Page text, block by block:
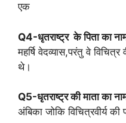
एक
Q4-धृतराष्ट्र के पिता का
महर्षि वेदव्यास,परंतु वे
थे।
Q5-धृतराष्ट्र की माता का
अंबिका जोकि विचित्रवीर्य की